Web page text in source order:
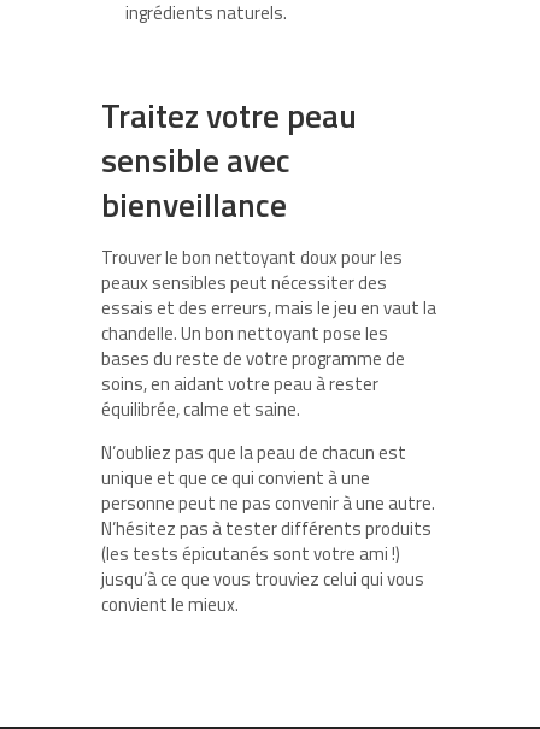
ingrédients naturels.
Traitez votre peau
sensible avec
bienveillance
Trouver le bon nettoyant doux pour les
peaux sensibles peut nécessiter des
essais et des erreurs, mais le jeu en vaut la
chandelle. Un bon nettoyant pose les
bases du reste de votre programme de
soins, en aidant votre peau à rester
équilibrée, calme et saine.
N’oubliez pas que la peau de chacun est
unique et que ce qui convient à une
personne peut ne pas convenir à une autre.
N’hésitez pas à tester différents produits
(les tests épicutanés sont votre ami !)
jusqu’à ce que vous trouviez celui qui vous
convient le mieux.